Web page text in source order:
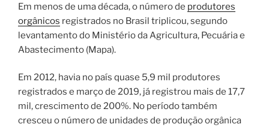
Em menos de uma década, o número de produtores
orgânicos registrados no Brasil triplicou, segundo
levantamento do Ministério da Agricultura, Pecuária e
Abastecimento (Mapa).
Em 2012, havia no país quase 5,9 mil produtores
registrados e março de 2019, já registrou mais de 17,7
mil, crescimento de 200%. No período também
cresceu o número de unidades de produção orgânica